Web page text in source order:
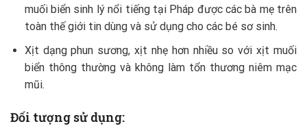
muối biển sinh lý nổi tiếng tại Pháp được các bà mẹ trên
toàn thế giới tin dùng và sử dụng cho các bé sơ sinh.
Xịt dạng phun sương, xịt nhẹ hơn nhiều so với xịt muối
biển thông thường và không làm tổn thương niêm mạc
mũi.
Đối tượng sử dụng: